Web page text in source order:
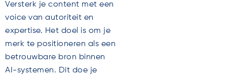
Versterk je content met een
voice van autoriteit en
expertise. Het doel is om je
merk te positioneren als een
betrouwbare bron binnen
AI-systemen. Dit doe je